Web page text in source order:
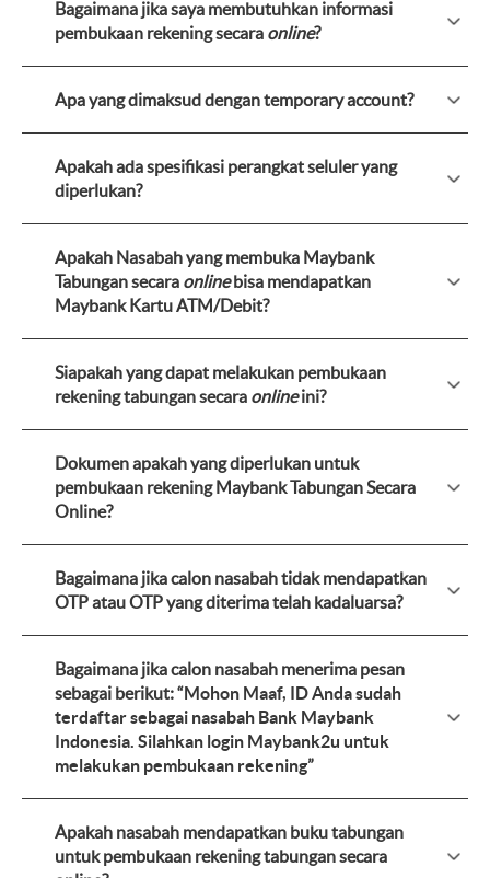
Bagaimana jika saya membutuhkan informasi
pembukaan rekening secara online?
Apa yang dimaksud dengan temporary account?
Apakah ada spesifikasi perangkat seluler yang
diperlukan?
Apakah Nasabah yang membuka Maybank
Tabungan secara onlinebisa mendapatkan
Maybank Kartu ATM/Debit?
Siapakah yang dapat melakukan pembukaan
rekening tabungan secara onlineini?
Dokumen apakah yang diperlukan untuk
pembukaan rekening Maybank Tabungan Secara
Online?
Bagaimana jika calon nasabah tidak mendapatkan
OTP atau OTP yang diterima telah kadaluarsa?
Bagaimana jika calon nasabah menerima pesan
sebagai berikut: “Mohon Maaf, ID Anda sudah
terdaftar sebagai nasabah Bank Maybank
Indonesia. Silahkan login Maybank2u untuk
melakukan pembukaan rekening”
Apakah nasabah mendapatkan buku tabungan
untuk pembukaan rekening tabungan secara